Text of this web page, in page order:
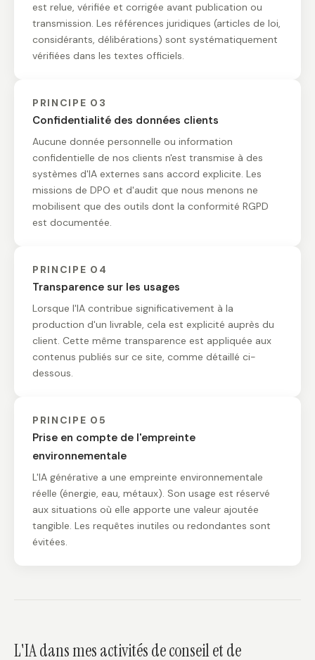
est relue, vérifiée et corrigée avant publication ou
transmission. Les références juridiques (articles de loi,
considérants, délibérations) sont systématiquement
vérifiées dans les textes officiels.
PRINCIPE 03
Confidentialité des données clients
Aucune donnée personnelle ou information
confidentielle de nos clients n'est transmise à des
systèmes d'IA externes sans accord explicite. Les
missions de DPO et d'audit que nous menons ne
mobilisent que des outils dont la conformité RGPD
est documentée.
PRINCIPE 04
Transparence sur les usages
Lorsque l'IA contribue significativement à la
production d'un livrable, cela est explicité auprès du
client. Cette même transparence est appliquée aux
contenus publiés sur ce site, comme détaillé ci-
dessous.
PRINCIPE 05
Prise en compte de l'empreinte
environnementale
L'IA générative a une empreinte environnementale
réelle (énergie, eau, métaux). Son usage est réservé
aux situations où elle apporte une valeur ajoutée
tangible. Les requêtes inutiles ou redondantes sont
évitées.
L'IA dans mes activités de conseil et de